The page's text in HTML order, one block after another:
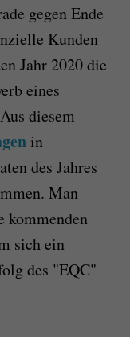
gegen Ende
Kunden
Jahr 2020 die
eines
diesem
in
des Jahres
Man
kommenden
sich ein
des "EQC"